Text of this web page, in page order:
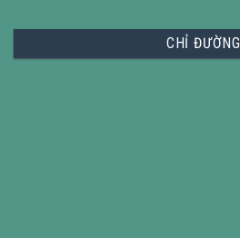
CHỈ ĐƯỜNG